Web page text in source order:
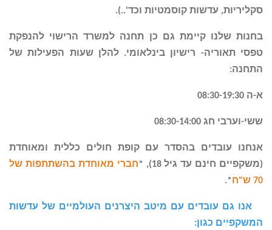
סקליריות, עדשות קוסמטיות וכד'..).
בחנות שלנו קיימת גם כן תחנה למשרד הרישוי להנפקת
טפסי תאוריה-
רישיון בינלאומי. להלן שעות הפעילות של
התחנה:
א-ה 08:30-19:30
ששי-וערבי חג 08:30-14:00
אנחנו עובדים בהסדר עם קופת חולים כללית ומאוחדת
(משקפיים חינם עד גיל 18), *
חברי מאוחדת בהשתתפות של
70 ש"ח
.*
אנו גם עובדים עם מיטב היצרנים העולמיים של עדשות
המשקפיים כגון :